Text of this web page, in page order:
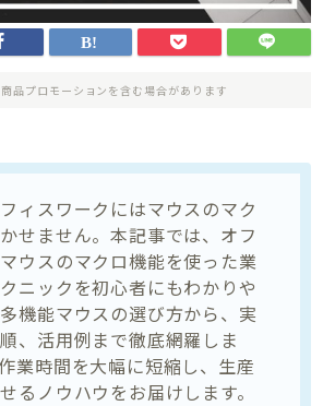
品プロモーションを含む場合があります
ィスワークにはマウスのマク
せません。本記事では、オフ
ウスのマクロ機能を使った業
ニックを初心者にもわかりや
機能マウスの選び方から、実
、活用例まで徹底網羅しま
業時間を大幅に短縮し、生産
るノウハウをお届けします。